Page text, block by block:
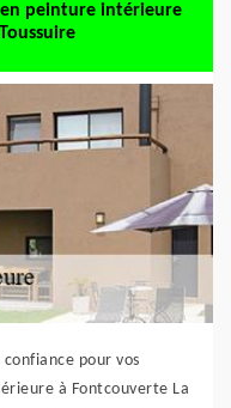
peinture intérieure
pour vos
à Fontcouverte La